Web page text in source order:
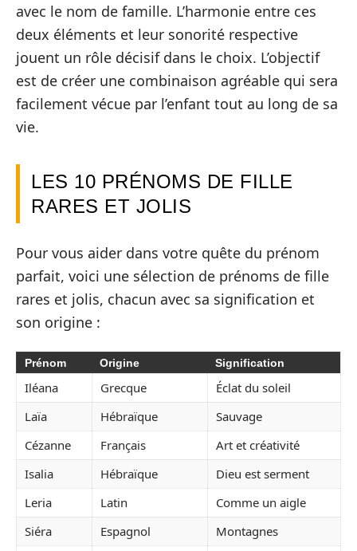
avec le nom de famille. L’harmonie entre ces
deux éléments et leur sonorité respective
jouent un rôle décisif dans le choix. L’objectif
est de créer une combinaison agréable qui sera
facilement vécue par l’enfant tout au long de sa
vie.
LES 10 PRÉNOMS DE FILLE
RARES ET JOLIS
Pour vous aider dans votre quête du prénom
parfait, voici une sélection de prénoms de fille
rares et jolis, chacun avec sa signification et
son origine :
Prénom Origine Signification
Iléana Grecque
Éclat du soleil
Laïa
Hébraïque
Sauvage
Cézanne
Français
Art et créativité
Isalia
Hébraïque
Dieu est serment
Leria
Latin
Comme un aigle
Siéra
Espagnol
Montagnes